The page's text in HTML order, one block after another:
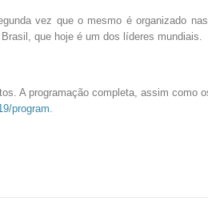
vez que o mesmo é organizado
que hoje é um dos líderes mundiais.
A programação completa, assim como
program